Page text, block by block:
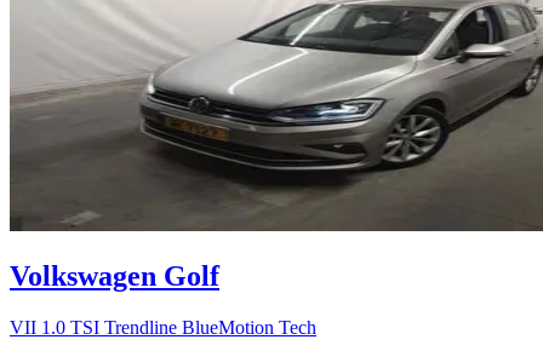
Volkswagen Golf
VII 1.0 TSI Trendline BlueMotion Tech